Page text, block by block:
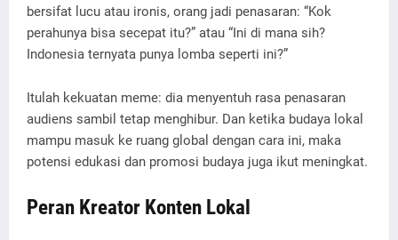
bersifat lucu atau ironis, orang jadi penasaran: “Kok
perahunya bisa secepat itu?” atau “Ini di mana sih?
Indonesia ternyata punya lomba seperti ini?”
Itulah kekuatan meme: dia menyentuh rasa penasaran
audiens sambil tetap menghibur. Dan ketika budaya lokal
mampu masuk ke ruang global dengan cara ini, maka
potensi edukasi dan promosi budaya juga ikut meningkat.
Peran Kreator Konten Lokal